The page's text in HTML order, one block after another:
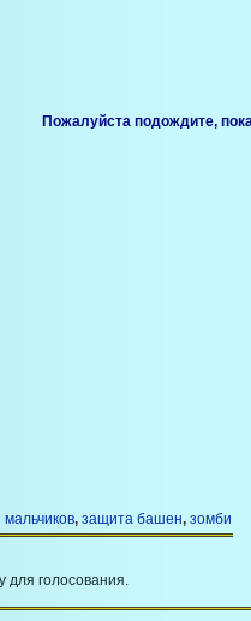
через 25 сек. Кликните
мальчиков, защита башен, зомби
для голосования.